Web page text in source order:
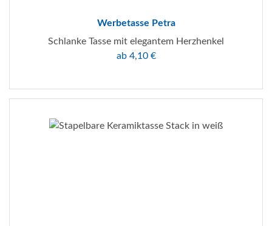
Werbetasse Petra
Schlanke Tasse mit elegantem Herzhenkel
ab 4,10 €